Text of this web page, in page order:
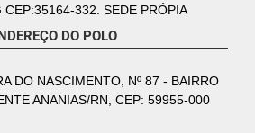
CEP:35164-332. SEDE PRÓPIA
DO POLO
DO NASCIMENTO, Nº 87 - BAIRRO
ANANIAS/RN, CEP: 59955-000